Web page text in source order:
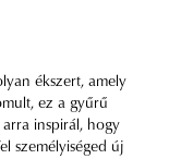
ékszert, amely
ez a gyűrű
inspirál, hogy
személyiséged új